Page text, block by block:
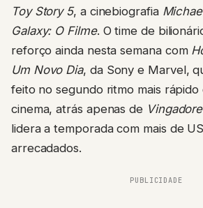
Toy Story 5, a cinebiografia
Galaxy: O Filme. O time de
reforço ainda nesta semana com
Um Novo Dia, da Sony e Marvel,
feito no segundo ritmo mais rápido
cinema, atrás apenas de
lidera a temporada com mais de
arrecadados.
PUBLICIDADE